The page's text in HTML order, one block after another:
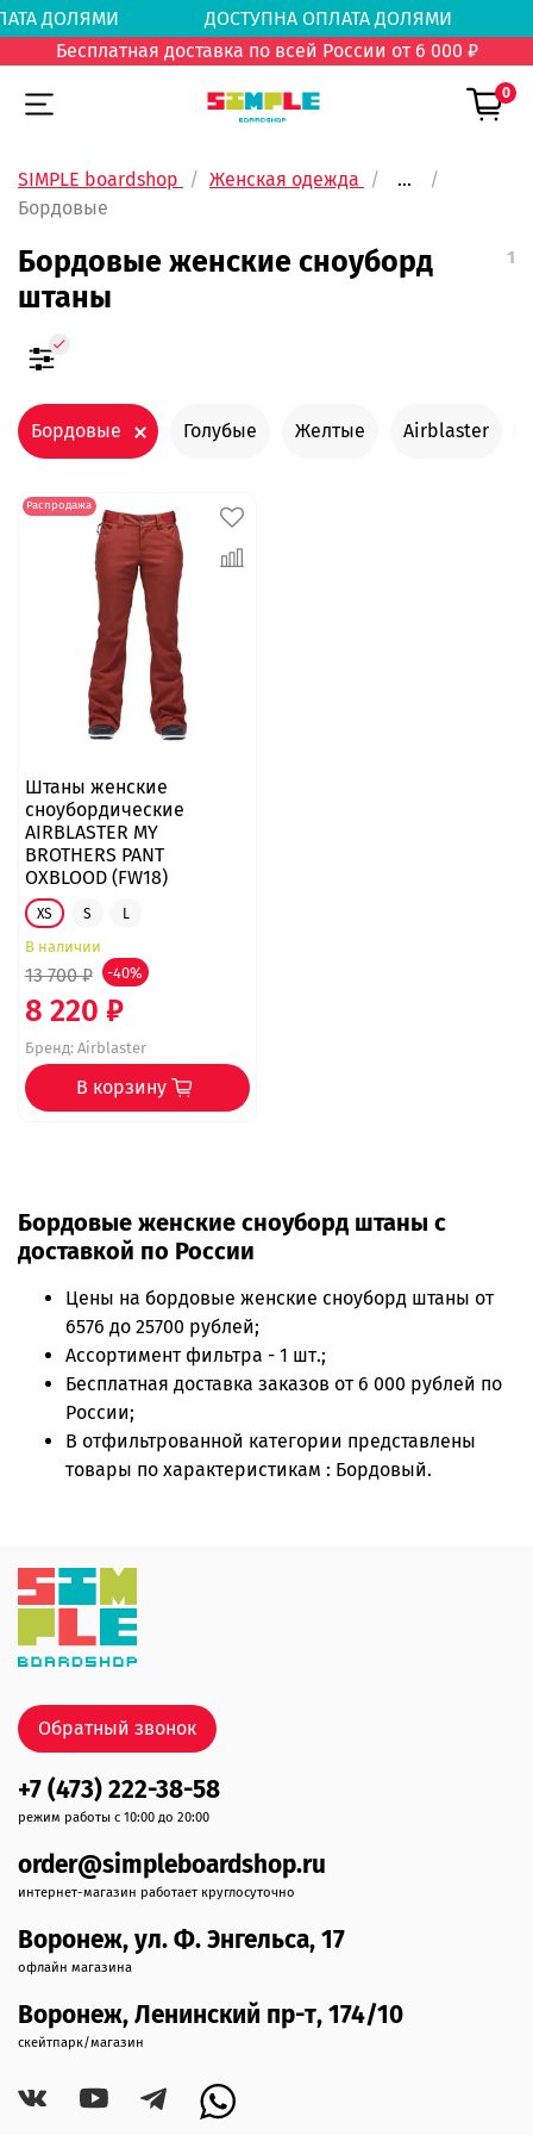
ДОЛЯМИ
ДОСТУПНА ОПЛАТА ДОЛЯМИ
Бесплатная доставка по всей России от 6 000 ₽
0
SIMPLE boardshop Женская одежда
...
Бордовые
Бордовые женские сноуборд
штаны
1
Бордовые Голубые Желтые Airblaster
Распродажа
Штаны женские
сноубордические
AIRBLASTER MY
BROTHERS PANT
OXBLOOD (FW18)
XS S L
В наличии
13 700 ₽ -40%
8 220 ₽
Бренд:Airblaster
В корзину
Бордовые женские сноуборд штаны с
доставкой по России
Цены на бордовые женские сноуборд штаны от
6576 до 25700 рублей;
Ассортимент фильтра - 1 шт.;
Бесплатная доставка заказов от 6 000 рублей по
России;
В отфильтрованной категории представлены
товары по характеристикам : Бордовый.
+7 (473) 222-38-58
режим работы с 10:00 до 20:00
order@simpleboardshop.ru
интернет-магазин работает круглосуточно
Воронеж, ул. Ф. Энгельса, 17
офлайн магазина
Воронеж, Ленинский пр-т, 174/10
скейтпарк/магазин
Обратный звонок